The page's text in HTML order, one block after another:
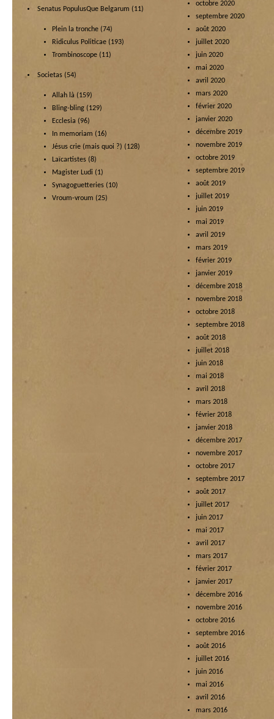
Senatus PopulusQue Belgarum (11)
Plein la tronche (74)
Ridiculus Politicae (193)
Trombinoscope (11)
Societas (54)
Allah là (159)
Bling-bling (129)
Ecclesia (96)
In memoriam (16)
Jésus crie (mais quoi ?) (128)
Laïcartistes (8)
Magister Ludi (1)
Synagoguetteries (10)
Vroum-vroum (25)
octobre 2020
septembre 2020
août 2020
juillet 2020
juin 2020
mai 2020
avril 2020
mars 2020
février 2020
janvier 2020
décembre 2019
novembre 2019
octobre 2019
septembre 2019
août 2019
juillet 2019
juin 2019
mai 2019
avril 2019
mars 2019
février 2019
janvier 2019
décembre 2018
novembre 2018
octobre 2018
septembre 2018
août 2018
juillet 2018
juin 2018
mai 2018
avril 2018
mars 2018
février 2018
janvier 2018
décembre 2017
novembre 2017
octobre 2017
septembre 2017
août 2017
juillet 2017
juin 2017
mai 2017
avril 2017
mars 2017
février 2017
janvier 2017
décembre 2016
novembre 2016
octobre 2016
septembre 2016
août 2016
juillet 2016
juin 2016
mai 2016
avril 2016
mars 2016